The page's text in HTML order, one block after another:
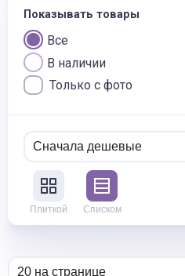
Показывать товары
Все
В наличии
Только с фото
Плиткой Списком